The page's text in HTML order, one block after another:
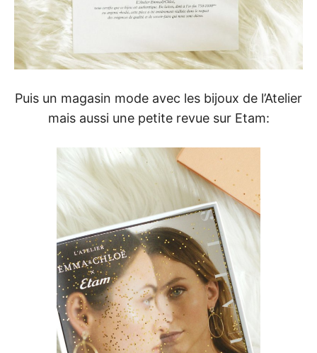
Puis un magasin mode avec les bijoux de l’Atelier
mais aussi une petite revue sur Etam: